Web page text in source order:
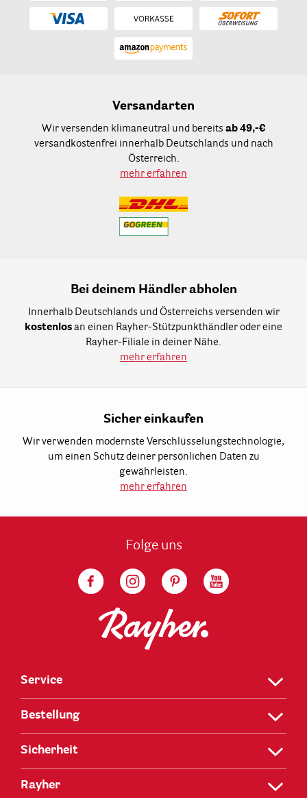
Versandarten
Wir versenden klimaneutral und bereits ab 49,-€
versandkostenfrei innerhalb Deutschlands und nach
Österreich.
mehr erfahren
Bei deinem Händler abholen
Innerhalb Deutschlands und Österreichs versenden wir
kostenlos an einen Rayher-Stützpunkthändler oder eine
Rayher-Filiale in deiner Nähe.
mehr erfahren
Sicher einkaufen
Wir verwenden modernste Verschlüsselungstechnologie,
um einen Schutz deiner persönlichen Daten zu
gewährleisten.
mehr erfahren
Folge uns
Service
Bestellung
Sicherheit
Rayher